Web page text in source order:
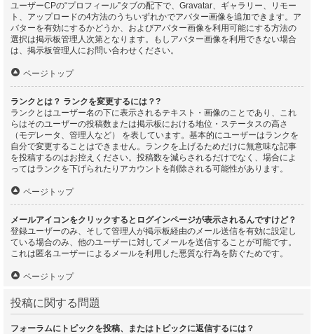
ユーザーCPの“プロフィール”タブの配下で、Gravatar、ギャラリー、リモー
ト、アップロードの4方法のうちいずれかでアバター画像を追加できます。ア
バターを有効にするかどうか、およびアバター画像を利用可能にする方法の
選択は掲示板管理人次第となります。もしアバター画像を利用できない場合
は、掲示板管理人にお問い合わせください。
ページトップ
ランクとは？ ランクを変更するには？?
ランクとはユーザー名の下に表示されるテキスト・画像のことであり、これ
らはそのユーザーの投稿数または掲示板における地位・ステータスの高さ
（モデレータ、管理人など） を表しています。基本的にユーザーはランクを
自分で変更することはできません。ランクを上げるためだけに無意味な記事
を投稿するのはお控えください。投稿数を減らされるだけでなく、場合によ
ってはランクを下げられたりアカウントを削除される可能性があります。
ページトップ
メールアイコンをクリックするとログインページが表示されるんですけど？
登録ユーザーのみ、そして管理人が掲示板経由のメール送信を有効に設定し
ている場合のみ、他のユーザーに対してメールを送信することが可能です。
これは匿名ユーザーによるメールを利用した悪質な行為を防ぐためです。
ページトップ
投稿に関する問題
フォーラムにトピックを投稿、またはトピックに返信するには？